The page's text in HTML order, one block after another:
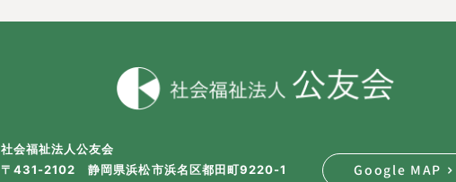
社会福祉法人公友会
〒431-2102 静岡県浜松市浜名区都田町9220-1
Google MAP